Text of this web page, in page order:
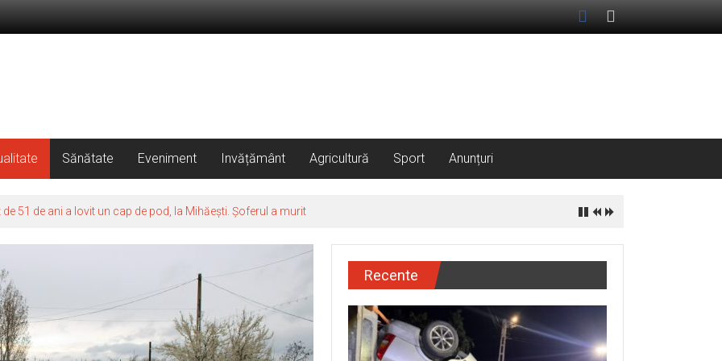
Sănătate Eveniment Invățământ Agricultură Sport Anunțuri
51 de ani a lovit un cap de pod, la Mihăești. Șoferul a murit
Recente